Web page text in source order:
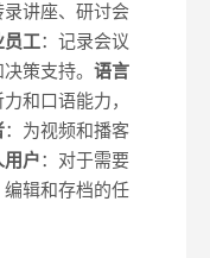
录讲座、研讨会
员工：记录会议
策支持。 语言
和口语能力，
：为视频和播客
用户：对于需要
辑和存档的任